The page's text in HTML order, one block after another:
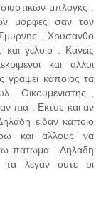
μπλογκς .
μορφες σαν τον
, Χρυσανθο
και γελοιο . Κανεις
και αλλοι
γραψει καποιος τα
. Οικουμενιστης ,
πια . Εκτος και αν
ειδαν καποιο
και αλλους να
πατωμα . Δηλαδη
λεγαν ουτε οι